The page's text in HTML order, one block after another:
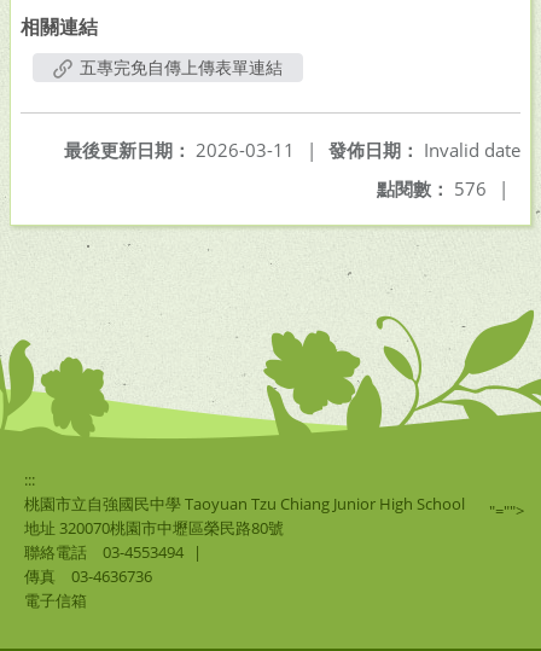
相關連結
五專完免自傳上傳表單連結
發佈日期： Invalid date
最後更新日期： 2026-03-11
|
點閱數： 576 |
:::
桃園市立自強國民中學 Taoyuan Tzu Chiang Junior High School
地址 320070桃園市中壢區榮民路80號
聯絡電話
03-4553494
|
傳真
03-4636736
電子信箱
"="">